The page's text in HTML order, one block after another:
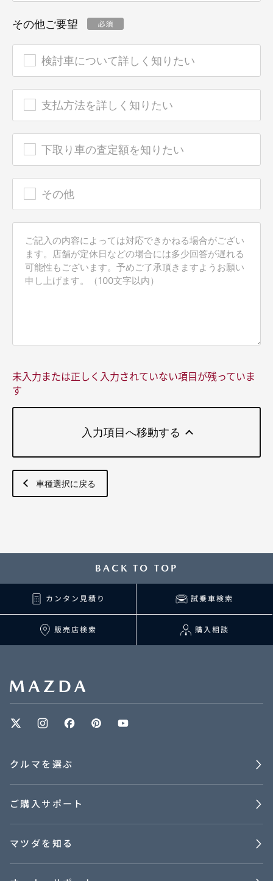
その他ご要望
検討車について詳しく知りたい
支払方法を詳しく知りたい
下取り車の査定額を知りたい
その他
未入力または正しく入力されていない項目が残っていま
す
入力項目へ移動する
車種選択に戻る
BACK TO TOP
カンタン見積り 試乗車検索
販売店検索 購入相談
クルマを選ぶ
ご購入サポート
マツダを知る